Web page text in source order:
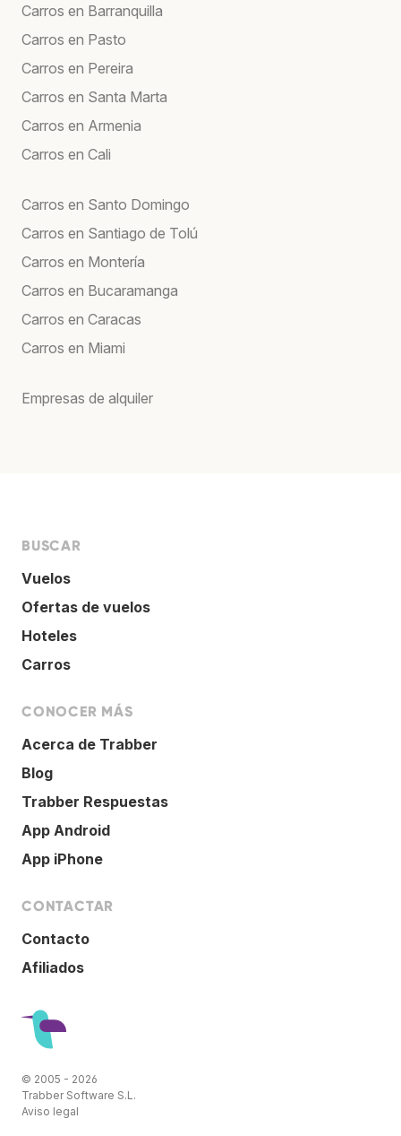
Carros en Barranquilla
Carros en Pasto
Carros en Pereira
Carros en Santa Marta
Carros en Armenia
Carros en Cali
Carros en Santo Domingo
Carros en Santiago de Tolú
Carros en Montería
Carros en Bucaramanga
Carros en Caracas
Carros en Miami
Empresas de alquiler
BUSCAR
Vuelos
Ofertas de vuelos
Hoteles
Carros
CONOCER MÁS
Acerca de Trabber
Blog
Trabber Respuestas
App Android
App iPhone
CONTACTAR
Contacto
Afiliados
© 2005 - 2026
Trabber Software S.L.
Aviso legal